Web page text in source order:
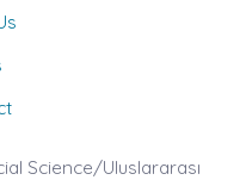
Science/Uluslararası